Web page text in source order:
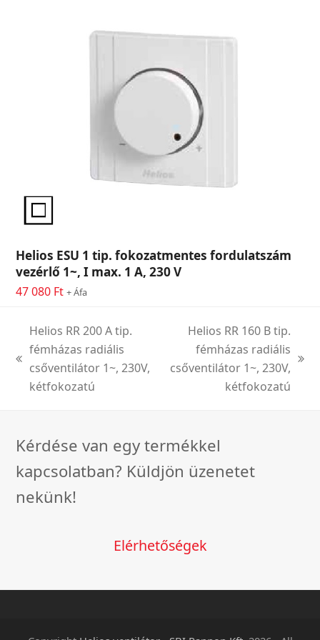
Helios ESU 1 tip. fokozatmentes fordulatszám
vezérlő 1~, I max. 1 A, 230 V
47 080 Ft + Áfa
previous
post:
Helios RR 200 A tip.
fémházas radiális
csőventilátor 1~, 230V,
kétfokozatú
next
Helios RR 160 B tip.
fémházas radiális
csőventilátor 1~, 230V,
kétfokozatú
Kérdése van egy termékkel
kapcsolatban? Küldjön üzenetet
nekünk!
Elérhetőségek